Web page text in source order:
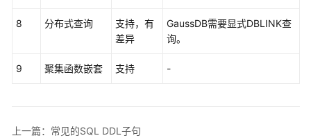
配
8 分布式查询
支持，有
差异
GaussDB需要显式DBLINK查
询。
9 聚集函数嵌套 支持 -
上一篇：常见的SQL DDL子句